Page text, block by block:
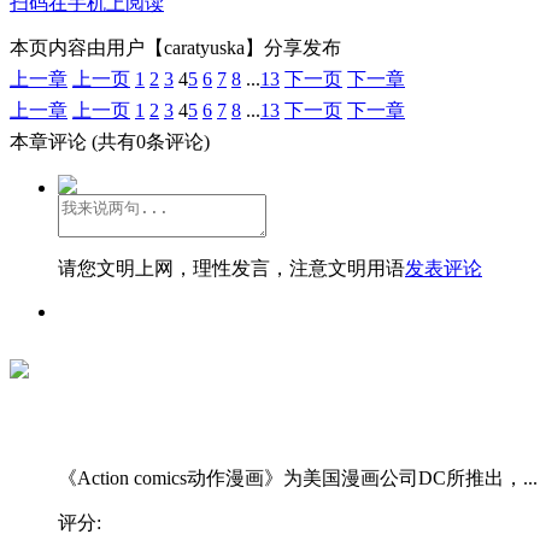
本页内容由用户【caratyuska】分享发布
上一章
上一页 1 2 3 45 6 7 8 ...13 下一页 下一章
上一章
上一页 1 2 3 45 6 7 8 ...13 下一页 下一章
本章评论 (共有0条评论)
请您文明上网，理性发言，注意文明用语发表评论
《Action comics动作漫画》为美国漫画公司DC所推出，...
评分: